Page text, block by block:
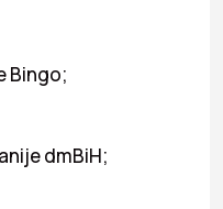
Bingo;
dmBiH;